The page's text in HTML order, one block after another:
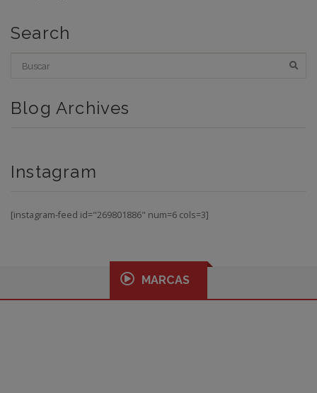
Search
Blog Archives
Instagram
[instagram-feed id="269801886" num=6 cols=3]
MARCAS